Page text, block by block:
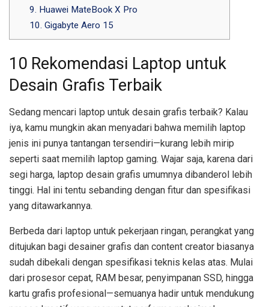
9. Huawei MateBook X Pro
10. Gigabyte Aero 15
10 Rekomendasi Laptop untuk
Desain Grafis Terbaik
Sedang mencari laptop untuk desain grafis terbaik? Kalau
iya, kamu mungkin akan menyadari bahwa memilih laptop
jenis ini punya tantangan tersendiri—kurang lebih mirip
seperti saat memilih laptop gaming. Wajar saja, karena dari
segi harga, laptop desain grafis umumnya dibanderol lebih
tinggi. Hal ini tentu sebanding dengan fitur dan spesifikasi
yang ditawarkannya.
Berbeda dari laptop untuk pekerjaan ringan, perangkat yang
ditujukan bagi desainer grafis dan content creator biasanya
sudah dibekali dengan spesifikasi teknis kelas atas. Mulai
dari prosesor cepat, RAM besar, penyimpanan SSD, hingga
kartu grafis profesional—semuanya hadir untuk mendukung